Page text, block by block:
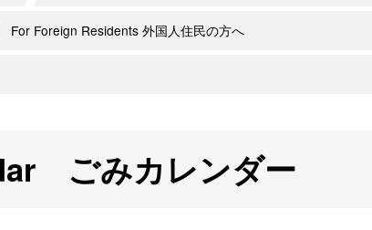
For Foreign Residents 外国人住民の方へ
ごみカレンダー